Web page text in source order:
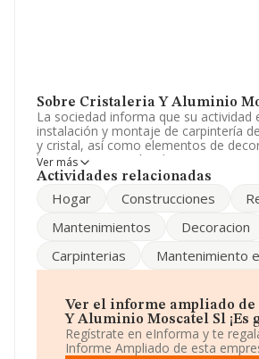
Sobre Cristaleria Y Aluminio
La sociedad informa que su actividad
instalación y montaje de carpintería
y cristal, así como elementos de
hogar. construcción, decoracion,
promoción y reformas de toda clase
CNAE: 2512 - 'Fabricación de
cifras existentes en la base de datos
número de empleados ha estado por
Para comunicarse con sus oficinas, el
teléfono es 952268097 y puedes
web aquí:
Ver más
Actividades relacionadas
Hogar Construcciones
Mantenimientos
Decoracion
Carpinterias
Mantenimiento
Ver el informe ampliado
Y Aluminio Moscatel Sl ¡Es
Regístrate en eInforma y te
Informe Ampliado de esta